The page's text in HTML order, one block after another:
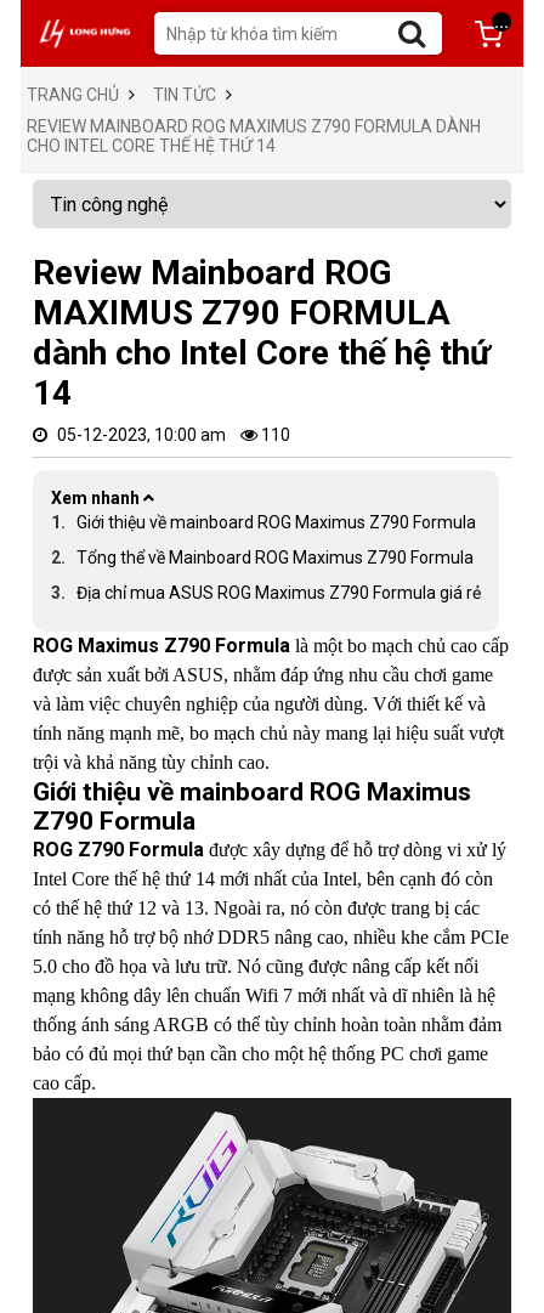
...
TRANG CHỦ
TIN TỨC
REVIEW MAINBOARD ROG MAXIMUS Z790 FORMULA DÀNH
CHO INTEL CORE THẾ HỆ THỨ 14
Review Mainboard ROG
MAXIMUS Z790 FORMULA
dành cho Intel Core thế hệ thứ
14
05-12-2023, 10:00 am 110
Xem nhanh
Giới thiệu về mainboard ROG Maximus Z790 Formula
Tổng thể về Mainboard ROG Maximus Z790 Formula
Địa chỉ mua ASUS ROG Maximus Z790 Formula giá rẻ
ROG Maximus Z790 Formula là một bo mạch chủ cao cấp
được sản xuất bởi ASUS, nhằm đáp ứng nhu cầu chơi game
và làm việc chuyên nghiệp của người dùng. Với thiết kế và
tính năng mạnh mẽ, bo mạch chủ này mang lại hiệu suất vượt
trội và khả năng tùy chỉnh cao.
Giới thiệu về mainboard ROG Maximus
Z790 Formula
ROG Z790 Formula được xây dựng để hỗ trợ dòng vi xử lý
Intel Core thế hệ thứ 14 mới nhất của Intel, bên cạnh đó còn
có thế hệ thứ 12 và 13. Ngoài ra, nó còn được trang bị các
tính năng hỗ trợ bộ nhớ DDR5 nâng cao, nhiều khe cắm PCIe
5.0 cho đồ họa và lưu trữ. Nó cũng được nâng cấp kết nối
mạng không dây lên chuẩn Wifi 7 mới nhất và dĩ nhiên là hệ
thống ánh sáng ARGB có thể tùy chỉnh hoàn toàn nhằm đảm
bảo có đủ mọi thứ bạn cần cho một hệ thống PC chơi game
cao cấp.